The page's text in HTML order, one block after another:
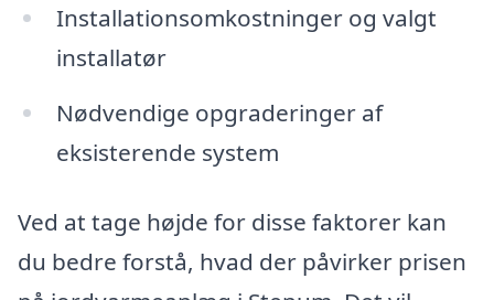
Installationsomkostninger og valgt
installatør
Nødvendige opgraderinger af
eksisterende system
Ved at tage højde for disse faktorer kan
du bedre forstå, hvad der påvirker prisen